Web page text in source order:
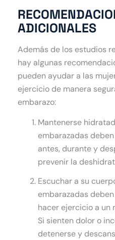
ADICIONALES
Además de los estudios
hay algunas
pueden ayudar a las
ejercicio de manera
embarazo:
Mantenerse
embarazadas
antes, durante y
prevenir la
Escuchar a su
embarazadas
hacer ejercicio a un
Si sienten dolor o
detenerse y